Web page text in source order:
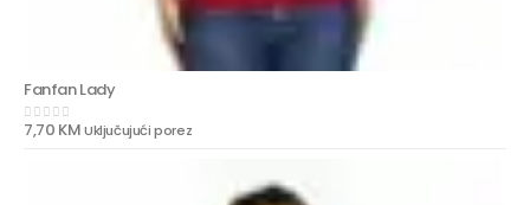
Fanfan Lady
0 out of 5
7,70 KMUključujući porez